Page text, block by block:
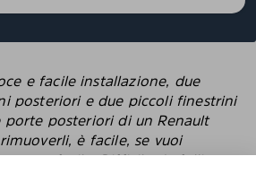
e facile installazione, due
posteriori e due piccoli finestrini
porte posteriori di un Renault
è facile, se vuoi
facile. Difficile da fallisce
Penso che questi sembrino